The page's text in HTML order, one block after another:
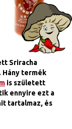
Sriracha
Hány termék
is született
ennyire ezt a
tartalmaz, és